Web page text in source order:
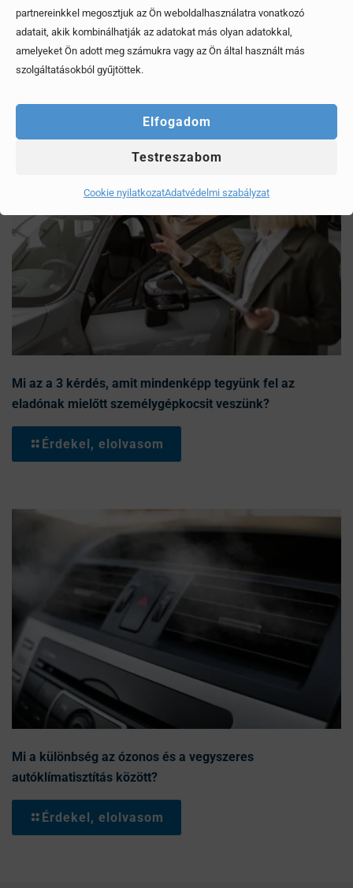
partnereinkkel megosztjuk az Ön weboldalhasználatra vonatkozó
adatait, akik kombinálhatják az adatokat más olyan adatokkal,
amelyeket Ön adott meg számukra vagy az Ön által használt más
szolgáltatásokból gyűjtöttek.
Elfogadom
Testreszabom
Cookie nyilatkozatAdatvédelmi szabályzat
Mítoszok, amiktől mi is csak fogjuk a fejünket
Érdekel, elolvasom
Mi az a 3 kérdés, amit mindenképp tegyünk fel az
eladónak mielőtt személygépkocsit veszünk?
Érdekel, elolvasom
Mi a különbség az ózonos és a vegyszeres
autóklímatisztítás között?
Érdekel, elolvasom